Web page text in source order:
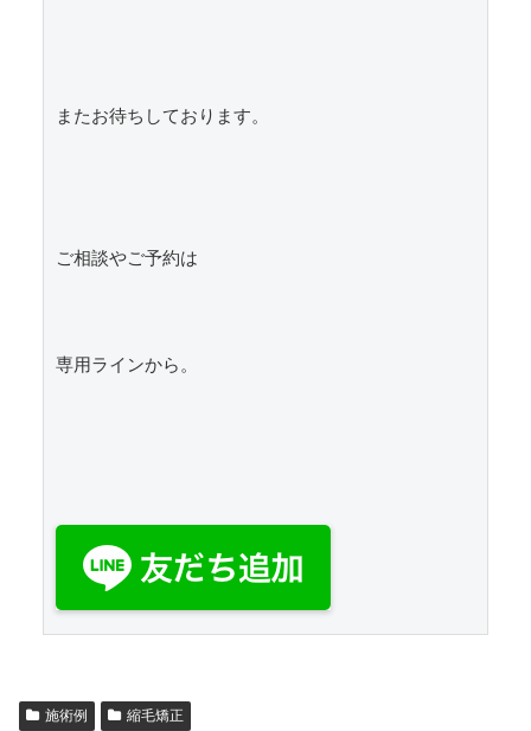
またお待ちしております。
ご相談やご予約は
専用ラインから。
施術例 縮毛矯正